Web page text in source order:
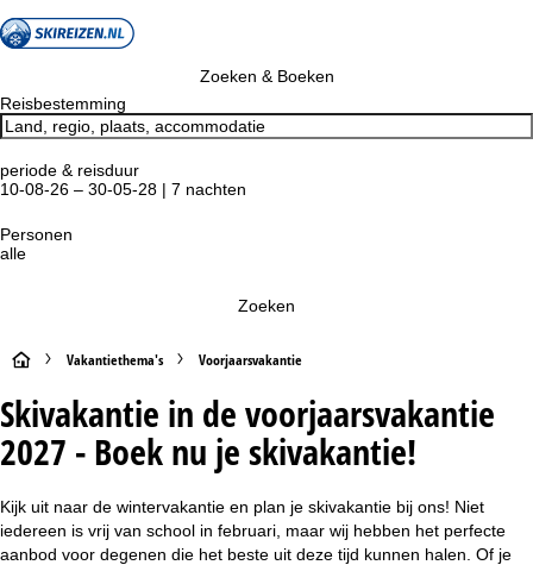
Zoeken & Boeken
Reisbestemming
periode & reisduur
10-08-26 – 30-05-28 | 7 nachten
Personen
alle
Zoeken
S
t
a
r
t
Vakantiethema's Voorjaarsvakantie
Skivakantie in de voorjaarsvakantie
2027 - Boek nu je skivakantie!
Kijk uit naar de wintervakantie en plan je skivakantie bij ons! Niet
iedereen is vrij van school in februari, maar wij hebben het perfecte
aanbod voor degenen die het beste uit deze tijd kunnen halen. Of je